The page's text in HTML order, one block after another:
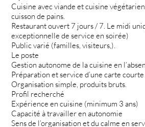
Cuisine avec viande et cuisine
cuisson de pains.
Restaurant ouvert 7 jours / 7. Le midi
exceptionnelle de service en soirée)
Public varié (familles, visiteurs,).
Le poste
Gestion autonome de la cuisine en
Préparation et service d’une carte courte
Organisation simple, produits bruts.
Profil recherché
Expérience en cuisine (minimum 3 ans)
Capacité à travailler en autonomie
Sens de l’organisation et du calme en